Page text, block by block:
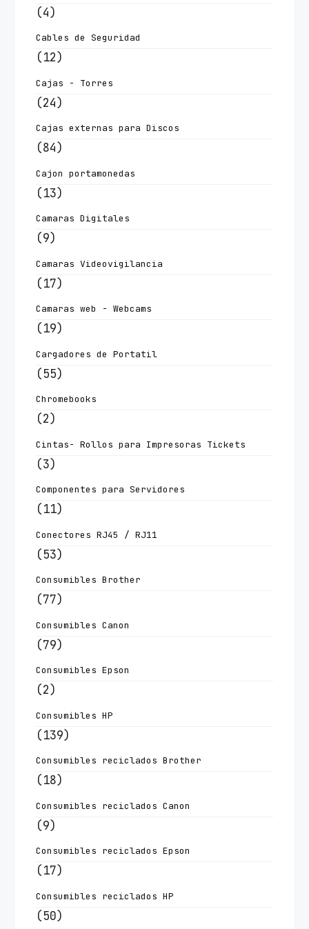
(4)
Cables de Seguridad
(12)
Cajas - Torres
(24)
Cajas externas para Discos
(84)
Cajon portamonedas
(13)
Camaras Digitales
(9)
Camaras Videovigilancia
(17)
Camaras web - Webcams
(19)
Cargadores de Portatil
(55)
Chromebooks
(2)
Cintas- Rollos para Impresoras Tickets
(3)
Componentes para Servidores
(11)
Conectores RJ45 / RJ11
(53)
Consumibles Brother
(77)
Consumibles Canon
(79)
Consumibles Epson
(2)
Consumibles HP
(139)
Consumibles reciclados Brother
(18)
Consumibles reciclados Canon
(9)
Consumibles reciclados Epson
(17)
Consumibles reciclados HP
(50)